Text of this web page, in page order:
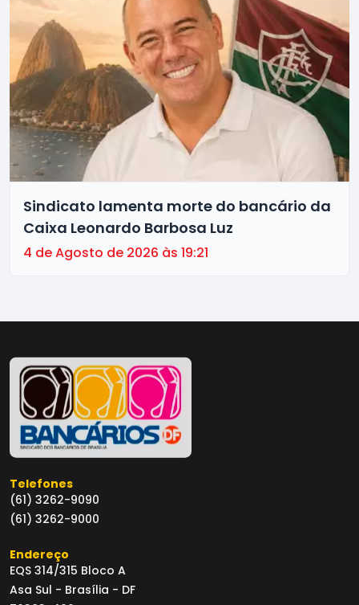
Sindicato lamenta morte do bancário da
Caixa Leonardo Barbosa Luz
4 de Agosto de 2026 às 19:21
Telefones
(61) 3262-9090
(61) 3262-9000
Endereço
EQS 314/315 Bloco A
Asa Sul - Brasília - DF